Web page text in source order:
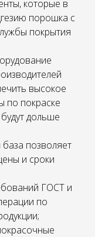
которые в
порошка с
покрытия
высокое
по покраске
дольше
позволяет
и сроки
ГОСТ и
по